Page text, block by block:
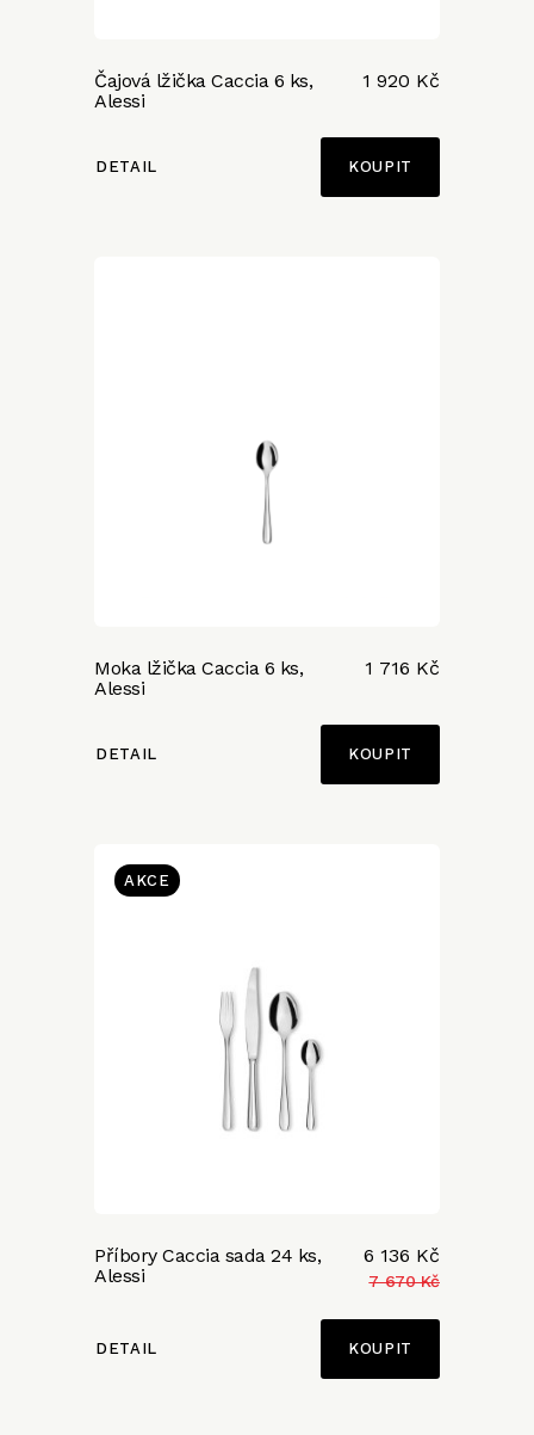
Čajová lžička Caccia 6 ks,
Alessi
1 920 Kč
DETAIL
Moka lžička Caccia 6 ks,
Alessi
1 716 Kč
DETAIL
AKCE
Příbory Caccia sada 24 ks,
Alessi
6 136 Kč
7 670 Kč
DETAIL